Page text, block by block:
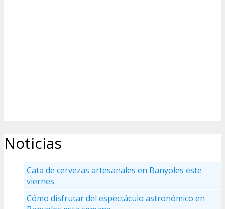
Noticias
Cata de cervezas artesanales en Banyoles este
viernes
Cómo disfrutar del espectáculo astronómico en